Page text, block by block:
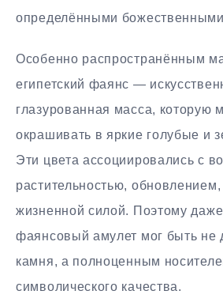
определёнными
Особенно распространённым
египетский фаянс —
глазурованная масса, которую
окрашивать в яркие голубые и
Эти цвета ассоциировались с
растительностью,
жизненной силой. Поэтому
фаянсовый амулет мог быть не
камня, а полноценным
символического качества.